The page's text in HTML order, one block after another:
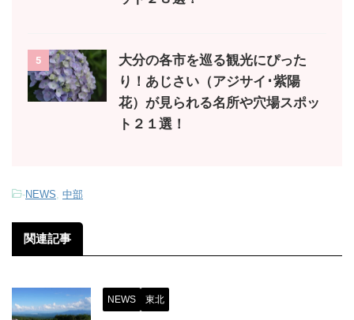
5
大分の各市を巡る観光にぴった
り！あじさい（アジサイ･紫陽
花）が見られる名所や穴場スポッ
ト２１選！
-NEWS 中部
関連記事
NEWS 東北